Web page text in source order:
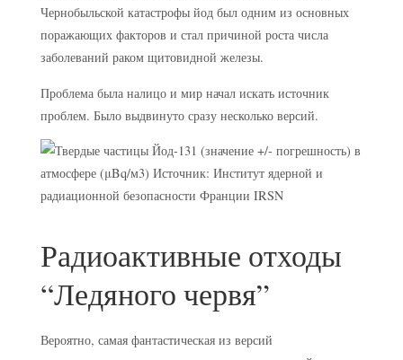
Чернобыльской катастрофы йод был одним из основных
поражающих факторов и стал причиной роста числа
заболеваний раком щитовидной железы.
Проблема была налицо и мир начал искать источник
проблем. Было выдвинуто сразу несколько версий.
Радиоактивные отходы
“Ледяного червя”
Вероятно, самая фантастическая из версий